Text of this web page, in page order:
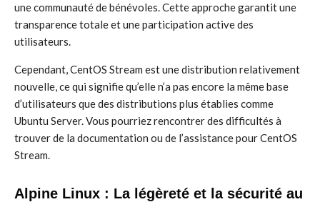
une communauté de bénévoles. Cette approche garantit une
transparence totale et une participation active des
utilisateurs.
Cependant, CentOS Stream est une distribution relativement
nouvelle, ce qui signifie qu’elle n’a pas encore la même base
d’utilisateurs que des distributions plus établies comme
Ubuntu Server. Vous pourriez rencontrer des difficultés à
trouver de la documentation ou de l’assistance pour CentOS
Stream.
Alpine Linux : La légèreté et la sécurité au